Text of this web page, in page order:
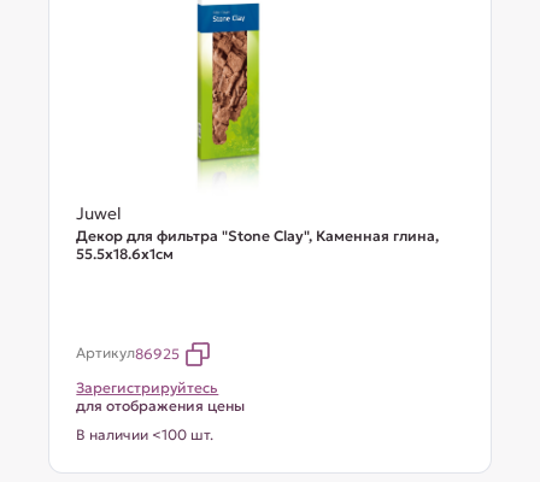
Juwel
Декор для фильтра "Stone Clay", Каменная глина,
55.5х18.6х1см
Артикул86925
Зарегистрируйтесь
для отображения цены
В наличии <100 шт.